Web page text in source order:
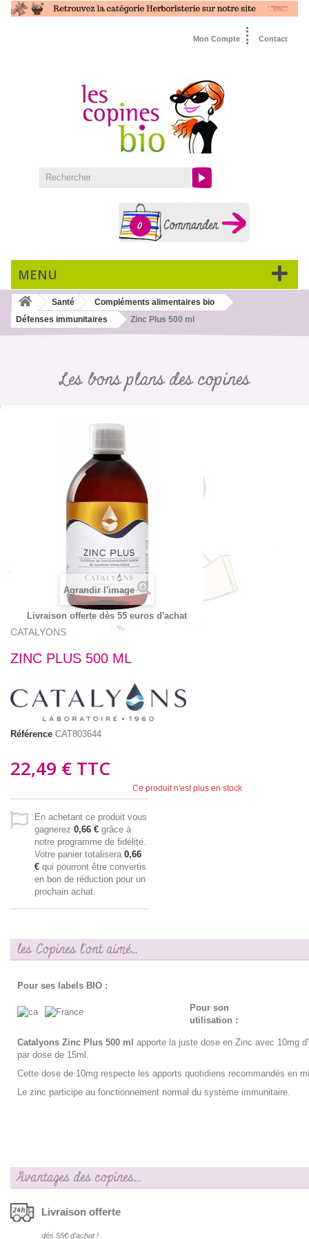
Contact
Mon Compte
0
MENU
Santé
Compléments alimentaires bio
Défenses immunitaires
Zinc Plus 500 ml
Les bons plans des copines
Agrandir l'image
Livraison offerte dès 55 euros d'achat
CATALYONS
ZINC PLUS 500 ML
Référence CAT803644
22,49 € TTC
Ce produit n'est plus en stock
En achetant ce produit vous
gagnerez 0,66 € grâce à
notre programme de fidélité.
Votre panier totalisera 0,66
€ qui pourront être convertis
en bon de réduction pour un
prochain achat.
les Copines l'ont aimé...
Pour ses labels BIO :
Pour son
utilisation :
Catalyons Zinc Plus 500 ml apporte la juste dose en Zinc avec 10mg
par dose de 15ml.
Cette dose de 10mg respecte les apports quotidiens recommandés en
Le zinc participe au fonctionnement normal du système immunitaire.
Avantages des copines…
Livraison offerte
dés 55€ d‘achat !